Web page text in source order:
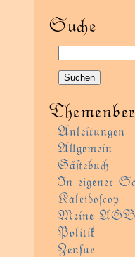
Sue
Anleitungen
Agemein
Gäﬅebu
In eigener
Kaleidoſcop
Meine AGB
Politik
Zenſur